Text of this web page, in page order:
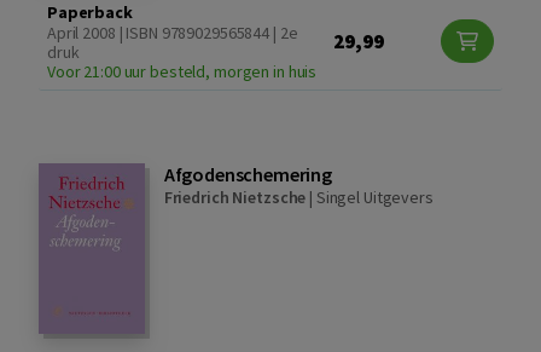
Paperback
April 2008 | ISBN 9789029565844 | 2e
druk
Voor 21:00 uur besteld, morgen in huis
29,99
Afgodenschemering
Friedrich Nietzsche | Singel Uitgevers